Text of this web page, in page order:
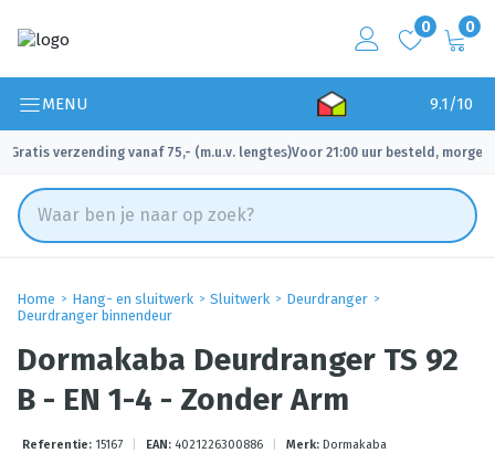
0 0
MENU 9.1/10
Gratis verzending vanaf 75,- (m.u.v. lengtes)
✓ Voor 21:00 uur besteld, morgen
Home Hang- en sluitwerk Sluitwerk
Deurdranger
Deurdranger binnendeur
Dormakaba Deurdranger TS 92
B - EN 1-4 - Zonder Arm
Referentie: 15167 EAN: 4021226300886 Merk: Dormakaba